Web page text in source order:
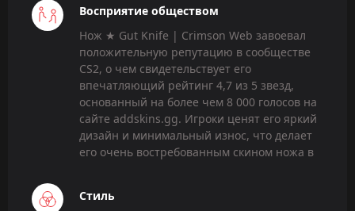
Восприятие обществом
Нож ★ Gut Knife | Crimson Web завоевал
положительную репутацию в сообществе
CS2, о чем свидетельствует его
впечатляющий рейтинг 4,7 из 5 звезд,
основанный на более чем 8 000 голосов на
сайте addskins.gg. Игроки ценят его яркий
дизайн и минимальный износ, что делает
его очень востребованным скином ножа в
Стиль